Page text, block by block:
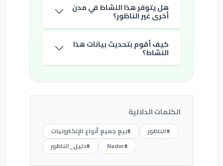
هل يتوفر هذا النشاط في مدن
أخرى غير الناظور؟
كيف أقوم بتحديث بيانات هذا
النشاط؟
الكلمات الدلالية
#الناظور
#بيع جميع أنواع الإلكترونيات
#Nador
#دليل_الناظور